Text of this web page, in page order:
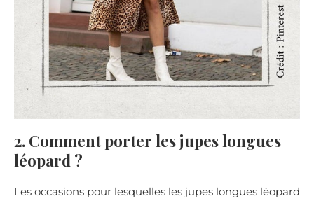
2. Comment porter les jupes longues
léopard ?
Les occasions pour lesquelles les jupes longues léopard